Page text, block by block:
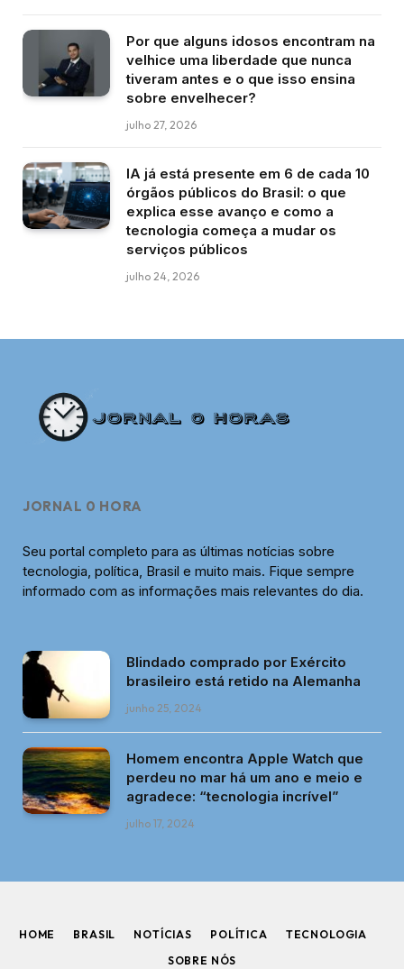
Por que alguns idosos encontram na
velhice uma liberdade que nunca
tiveram antes e o que isso ensina
sobre envelhecer?
julho 27, 2026
IA já está presente em 6 de cada 10
órgãos públicos do Brasil: o que
explica esse avanço e como a
tecnologia começa a mudar os
serviços públicos
julho 24, 2026
JORNAL 0 HORA
Seu portal completo para as últimas notícias sobre
tecnologia, política, Brasil e muito mais. Fique sempre
informado com as informações mais relevantes do dia.
Blindado comprado por Exército
brasileiro está retido na Alemanha
junho 25, 2024
Homem encontra Apple Watch que
perdeu no mar há um ano e meio e
agradece: “tecnologia incrível”
julho 17, 2024
HOME BRASIL NOTÍCIAS POLÍTICA
TECNOLOGIA
SOBRE NÓS